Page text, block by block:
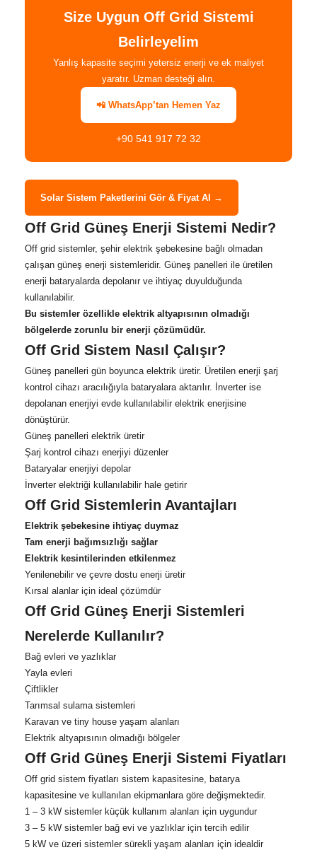
Size Uygun Off Grid Sistemi
Belirleyelim
Yanlış kapasite seçimi yetersiz enerji ve ek maliyet
yaratır. Uzman desteği alın.
📲 WhatsApp’tan Hemen Yaz
+90 541 917 72 32
Solar Sistem Paketlerini Gör & Fiyat Al →
Off Grid Güneş Enerji Sistemi Nedir?
Off grid sistemler, şehir elektrik şebekesine bağlı olmadan
çalışan güneş enerji sistemleridir. Güneş panelleri ile üretilen
enerji bataryalarda depolanır ve ihtiyaç duyulduğunda
kullanılabilir.
Bu sistemler özellikle elektrik altyapısının olmadığı
bölgelerde zorunlu bir enerji çözümüdür.
Off Grid Sistem Nasıl Çalışır?
Güneş panelleri gün boyunca elektrik üretir. Üretilen enerji şarj
kontrol cihazı aracılığıyla bataryalara aktarılır. İnverter ise
depolanan enerjiyi evde kullanılabilir elektrik enerjisine
dönüştürür.
Güneş panelleri elektrik üretir
Şarj kontrol cihazı enerjiyi düzenler
Bataryalar enerjiyi depolar
İnverter elektriği kullanılabilir hale getirir
Off Grid Sistemlerin Avantajları
Elektrik şebekesine ihtiyaç duymaz
Tam enerji bağımsızlığı sağlar
Elektrik kesintilerinden etkilenmez
Yenilenebilir ve çevre dostu enerji üretir
Kırsal alanlar için ideal çözümdür
Off Grid Güneş Enerji Sistemleri
Nerelerde Kullanılır?
Bağ evleri ve yazlıklar
Yayla evleri
Çiftlikler
Tarımsal sulama sistemleri
Karavan ve tiny house yaşam alanları
Elektrik altyapısının olmadığı bölgeler
Off Grid Güneş Enerji Sistemi Fiyatları
Off grid sistem fiyatları sistem kapasitesine, batarya
kapasitesine ve kullanılan ekipmanlara göre değişmektedir.
1 – 3 kW sistemler küçük kullanım alanları için uygundur
3 – 5 kW sistemler bağ evi ve yazlıklar için tercih edilir
5 kW ve üzeri sistemler sürekli yaşam alanları için idealdir